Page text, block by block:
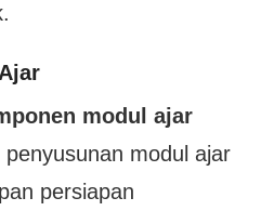
modul ajar
modul ajar
persiapan